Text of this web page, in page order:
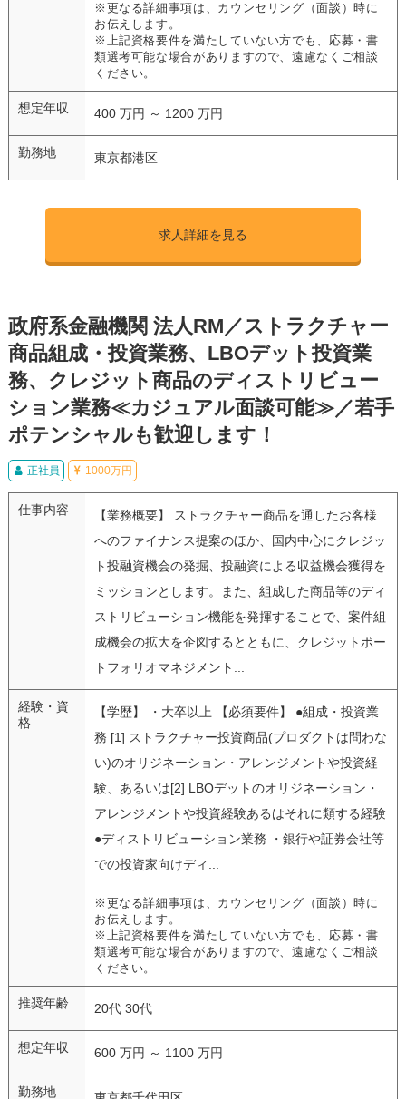
※更なる詳細事項は、カウンセリング（面談）時に
お伝えします。
※上記資格要件を満たしていない方でも、応募・書
類選考可能な場合がありますので、遠慮なくご相談
ください。
想定年収 400 万円 ～ 1200 万円
勤務地 東京都港区
求人詳細を見る
政府系金融機関 法人RM／ストラクチャー
商品組成・投資業務、LBOデット投資業
務、クレジット商品のディストリビュー
ション業務≪カジュアル面談可能≫／若手
ポテンシャルも歓迎します！
正社員 1000万円
仕事内容
【業務概要】 ストラクチャー商品を通したお客様
へのファイナンス提案のほか、国内中心にクレジッ
ト投融資機会の発掘、投融資による収益機会獲得を
ミッションとします。また、組成した商品等のディ
ストリビューション機能を発揮することで、案件組
成機会の拡大を企図するとともに、クレジットポー
トフォリオマネジメント...
経験・資
格
【学歴】 ・大卒以上 【必須要件】 ●組成・投資業
務 [1] ストラクチャー投資商品(プロダクトは問わな
い)のオリジネーション・アレンジメントや投資経
験、あるいは[2] LBOデットのオリジネーション・
アレンジメントや投資経験あるはそれに類する経験
●ディストリビューション業務 ・銀行や証券会社等
での投資家向けディ...
※更なる詳細事項は、カウンセリング（面談）時に
お伝えします。
※上記資格要件を満たしていない方でも、応募・書
類選考可能な場合がありますので、遠慮なくご相談
ください。
推奨年齢 20代 30代
想定年収 600 万円 ～ 1100 万円
勤務地